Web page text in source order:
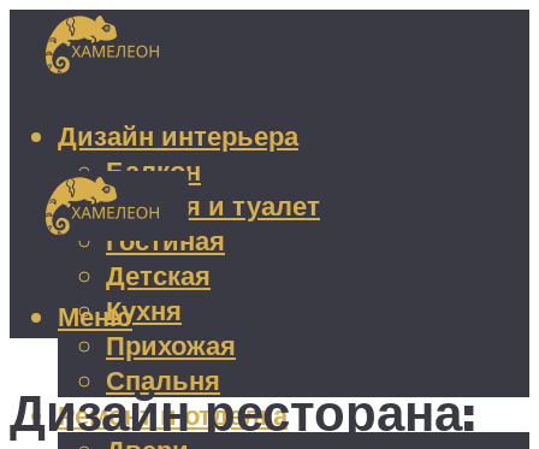
Дизайн интерьера
Балкон
Ванная и туалет
Гостиная
Детская
Кухня
Прихожая
Спальня
Ремонт и отделка
Меню
Дизайн ресторана: